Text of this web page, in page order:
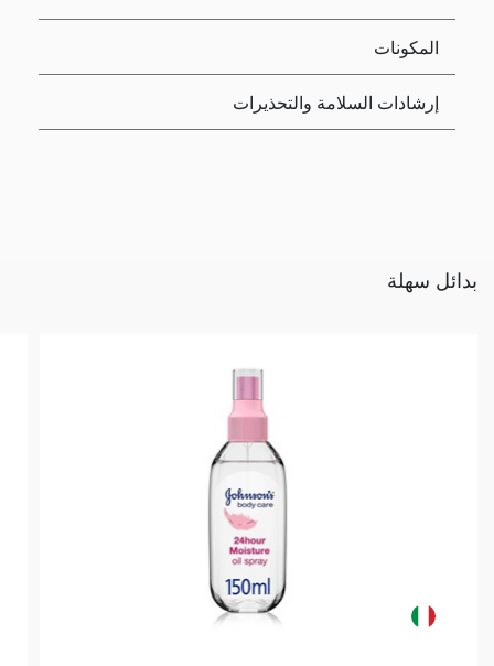
المكونات
إرشادات السلامة والتحذيرات
بدائل سهلة